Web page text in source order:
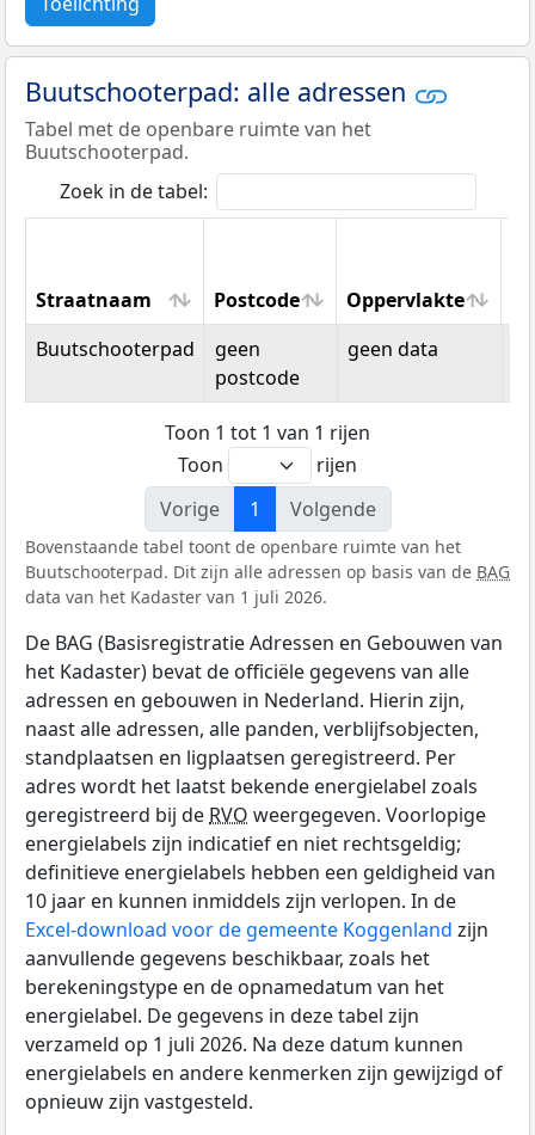
Buutschooterpad: alle adressen
Tabel met de openbare ruimte van het
Buutschooterpad.
Zoek in de tabel:
Straatnaam Postcode Oppervlakte
Straatnaam
Postcode Oppervlakte
Buutschooterpad
geen
postcode
geen data
Toon 1 tot 1 van 1 rijen
Toon
rijen
Vorige
1 Volgende
Bovenstaande tabel toont de openbare ruimte van het
Buutschooterpad. Dit zijn alle adressen op basis van de BAG
data van het Kadaster van 1 juli 2026.
De BAG (Basisregistratie Adressen en Gebouwen van
het Kadaster) bevat de officiële gegevens van alle
adressen en gebouwen in Nederland. Hierin zijn,
naast alle adressen, alle panden, verblijfsobjecten,
standplaatsen en ligplaatsen geregistreerd. Per
adres wordt het laatst bekende energielabel zoals
geregistreerd bij de RVO weergegeven. Voorlopige
energielabels zijn indicatief en niet rechtsgeldig;
definitieve energielabels hebben een geldigheid van
10 jaar en kunnen inmiddels zijn verlopen. In de
Excel-download voor de gemeente Koggenland zijn
aanvullende gegevens beschikbaar, zoals het
berekeningstype en de opnamedatum van het
energielabel. De gegevens in deze tabel zijn
verzameld op 1 juli 2026. Na deze datum kunnen
energielabels en andere kenmerken zijn gewijzigd of
opnieuw zijn vastgesteld.